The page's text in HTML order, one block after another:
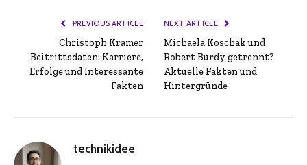
PREVIOUS ARTICLE
Christoph Kramer
Beitrittsdaten: Karriere,
Erfolge und Interessante
Fakten
NEXT ARTICLE
Michaela Koschak und
Robert Burdy getrennt?
Aktuelle Fakten und
Hintergründe
technikidee